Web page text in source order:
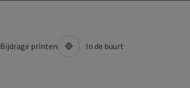
Bijdrage printen In de buurt